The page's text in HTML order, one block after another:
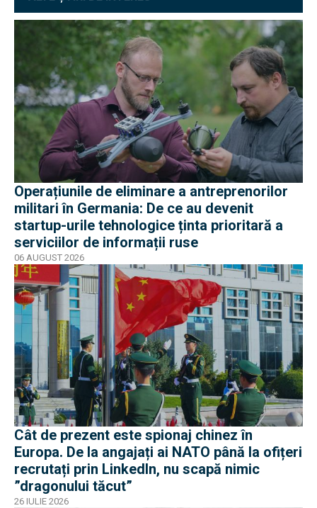
Operațiunile de eliminare a antreprenorilor
militari în Germania: De ce au devenit
startup-urile tehnologice ținta prioritară a
serviciilor de informații ruse
06 AUGUST 2026
Cât de prezent este spionaj chinez în
Europa. De la angajați ai NATO până la ofițeri
recrutați prin LinkedIn, nu scapă nimic
”dragonului tăcut”
26 IULIE 2026